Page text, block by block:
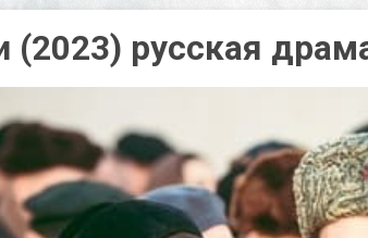
(2023) русская